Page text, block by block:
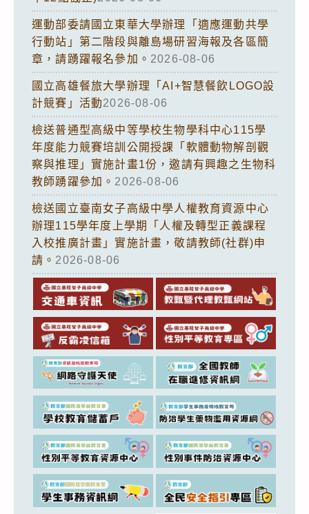
運動部委請國立東華大學辦理「適應運動共學
行動站」第二階段與離島場研習海報及各區簡
章，請踴躍報名參加。 2026-08-06
國立高雄餐旅大學辦理「AI+智慧餐飲LOGO設
計競賽」活動2026-08-06
檢送普通型高級中等學校生物學科中心115學
年度能力競賽培訓公開授課「軟體動物解剖觀
察與推理」實施計畫1份，邀請有興趣之生物科
教師踴躍參加。 2026-08-06
檢送國立臺南女子高級中學人權教育資源中心
辦理115學年度上學期「人權及轉型正義課程
入校推廣計畫」實施計畫，敬請教師(社群)申
請。 2026-08-06